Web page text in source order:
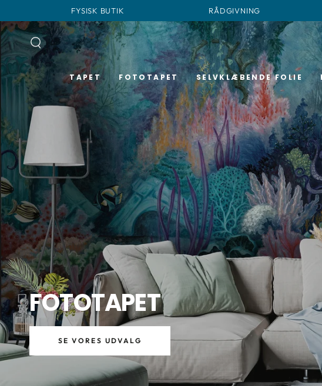
FYSISK BUTIK RÅDGIVNING
TAPET FOTOTAPET SELVKLÆBENDE FOLIE
FOTOTAPET
SE VORES UDVALG